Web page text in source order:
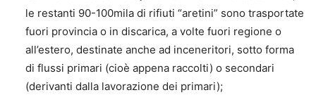
le restanti 90-100mila di rifiuti “aretini” sono trasportate
fuori provincia o in discarica, a volte fuori regione o
all’estero, destinate anche ad inceneritori, sotto forma
di flussi primari (cioè appena raccolti) o secondari
(derivanti dalla lavorazione dei primari);